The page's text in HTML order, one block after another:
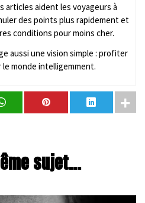
articles aident les voyageurs à
des points plus rapidement et
conditions pour moins cher.
aussi une vision simple : profiter
monde intelligemment.
sujet...